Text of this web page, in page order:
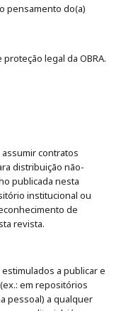
pensamento do(a)
legal da OBRA.
contratos
distribuição não-
publicada nesta
institucional ou
de
revista.
a publicar e
em repositórios
pessoal) a qualquer